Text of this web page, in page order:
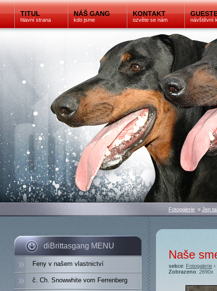
TITUL
hlavní strana
NÁŠ GANG
kdo jsme
KONTAKT
ozvěte se nám návštěvní
diBrittasgang MENU
Feny v našem vlastnictví
č. Ch. Snowwhite vom Ferrenberg
Fotogalerie » Jen
Naše
sekce:Fotogalerie›
Zobrazeno: 2690x